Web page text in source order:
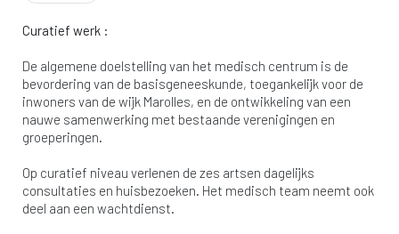
Curatief werk :
De algemene doelstelling van het medisch centrum is de
bevordering van de basisgeneeskunde, toegankelijk voor de
inwoners van de wijk Marolles, en de ontwikkeling van een
nauwe samenwerking met bestaande verenigingen en
groeperingen.
Op curatief niveau verlenen de zes artsen dagelijks
consultaties en huisbezoeken. Het medisch team neemt ook
deel aan een wachtdienst.